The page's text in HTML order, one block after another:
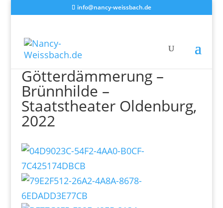
info@nancy-weissbach.de
Götterdämmerung –
Brünnhilde –
Staatstheater Oldenburg,
2022